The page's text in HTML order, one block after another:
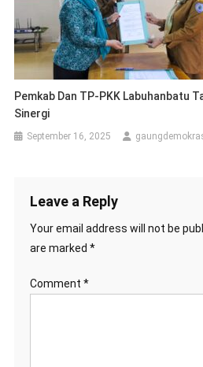
Pemkab Dan TP-PKK Labuhanbatu
Sinergi
September 16, 2025
Leave a Reply
Your email address will not be
are marked *
Comment *